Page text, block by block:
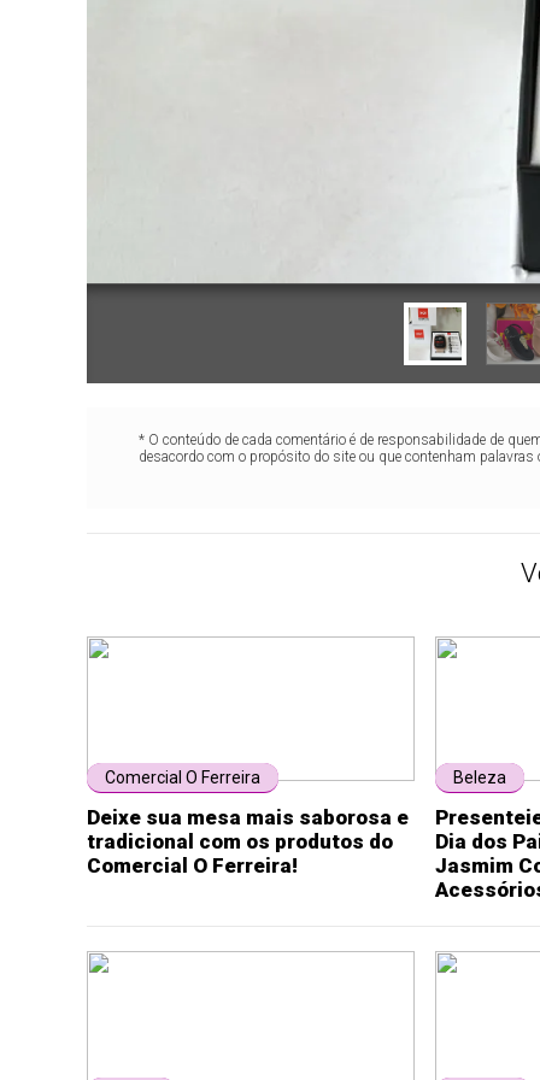
* O conteúdo de cada comentário é de responsabilidade de
desacordo com o propósito do site ou que contenham palavras
Comercial O Ferreira
Deixe sua mesa mais saborosa e
tradicional com os produtos do
Comercial O Ferreira!
Beleza
Dia dos
Jasmim